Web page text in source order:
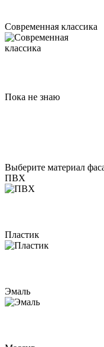
Современная классика
Пока не знаю
Выберите материал
ПВХ
Пластик
Эмаль